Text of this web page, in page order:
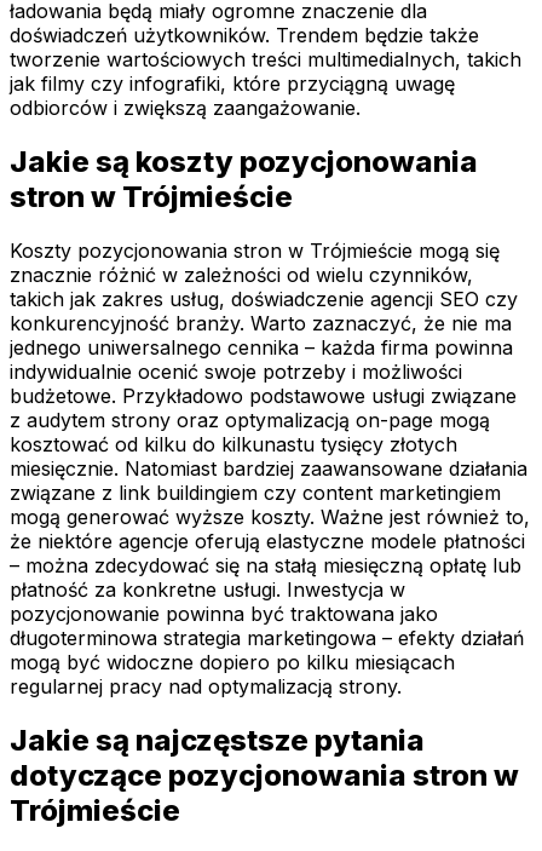
ładowania będą miały ogromne znaczenie dla
doświadczeń użytkowników. Trendem będzie także
tworzenie wartościowych treści multimedialnych, takich
jak filmy czy infografiki, które przyciągną uwagę
odbiorców i zwiększą zaangażowanie.
Jakie są koszty pozycjonowania
stron w Trójmieście
Koszty pozycjonowania stron w Trójmieście mogą się
znacznie różnić w zależności od wielu czynników,
takich jak zakres usług, doświadczenie agencji SEO czy
konkurencyjność branży. Warto zaznaczyć, że nie ma
jednego uniwersalnego cennika – każda firma powinna
indywidualnie ocenić swoje potrzeby i możliwości
budżetowe. Przykładowo podstawowe usługi związane
z audytem strony oraz optymalizacją on-page mogą
kosztować od kilku do kilkunastu tysięcy złotych
miesięcznie. Natomiast bardziej zaawansowane działania
związane z link buildingiem czy content marketingiem
mogą generować wyższe koszty. Ważne jest również to,
że niektóre agencje oferują elastyczne modele płatności
– można zdecydować się na stałą miesięczną opłatę lub
płatność za konkretne usługi. Inwestycja w
pozycjonowanie powinna być traktowana jako
długoterminowa strategia marketingowa – efekty działań
mogą być widoczne dopiero po kilku miesiącach
regularnej pracy nad optymalizacją strony.
Jakie są najczęstsze pytania
dotyczące pozycjonowania stron w
Trójmieście